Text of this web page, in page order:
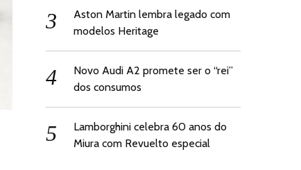
Aston Martin lembra legado com
modelos Heritage
Novo Audi A2 promete ser o “rei”
dos consumos
Lamborghini celebra 60 anos do
Miura com Revuelto especial